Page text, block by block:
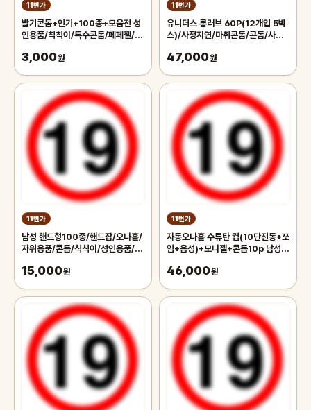
11번가
발기콘돔+인기+100종+모음전 성
인용품/칙칙이/특수콘돔/페페젤/진
3,000원
11번가
유니더스 롱러브 60P(12개입 5박
스)/사정지연/마취콘돔/콘돔/사가
47,000원
11번가
남성 핸드형100종/핸드잡/오나홀/
자위용품/콘돔/칙칙이/성인용품/남
육덕명기/극상의문
15,000원
11번가
자동오나홀 수류탄 컵(10단진동+쪼
임+음성)+모나젤+콘돔10p 남성용
돔/핸드잡/딸기구
46,000원